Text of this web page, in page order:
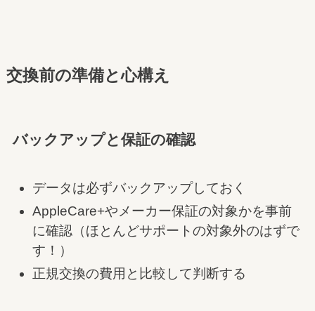
交換前の準備と心構え
バックアップと保証の確認
データは必ずバックアップしておく
AppleCare+やメーカー保証の対象かを事前
に確認（ほとんどサポートの対象外のはずで
す！）
正規交換の費用と比較して判断する